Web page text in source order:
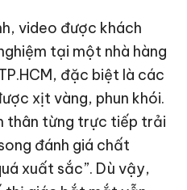
video được khách
tại một nhà hàng
đặc biệt là các
xịt vàng, phun khói.
thân từng trực tiếp trải
đánh giá chất
xuất sắc”. Dù vậy,